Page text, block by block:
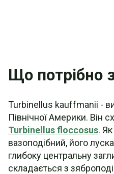
Що потрібно
Turbinellus kauffmanii -
Північної Америки. Він
Turbinellus floccosus. Як
вазоподібний, його
глибоку центральну
складається з